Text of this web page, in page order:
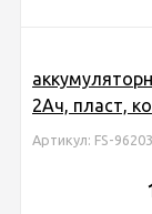
2Ач, пласт,
Артикул: FS-96203